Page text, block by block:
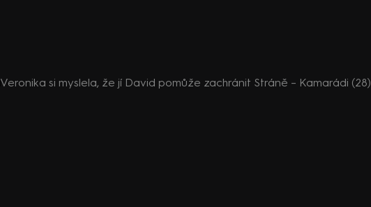
Veronika si myslela, že jí David pomůže zachránit Stráně – Kamarádi (28)